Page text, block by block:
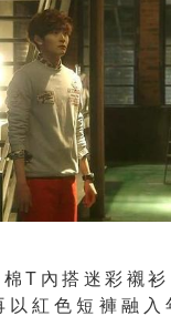
T內搭迷彩襯衫
以紅色短褲融入